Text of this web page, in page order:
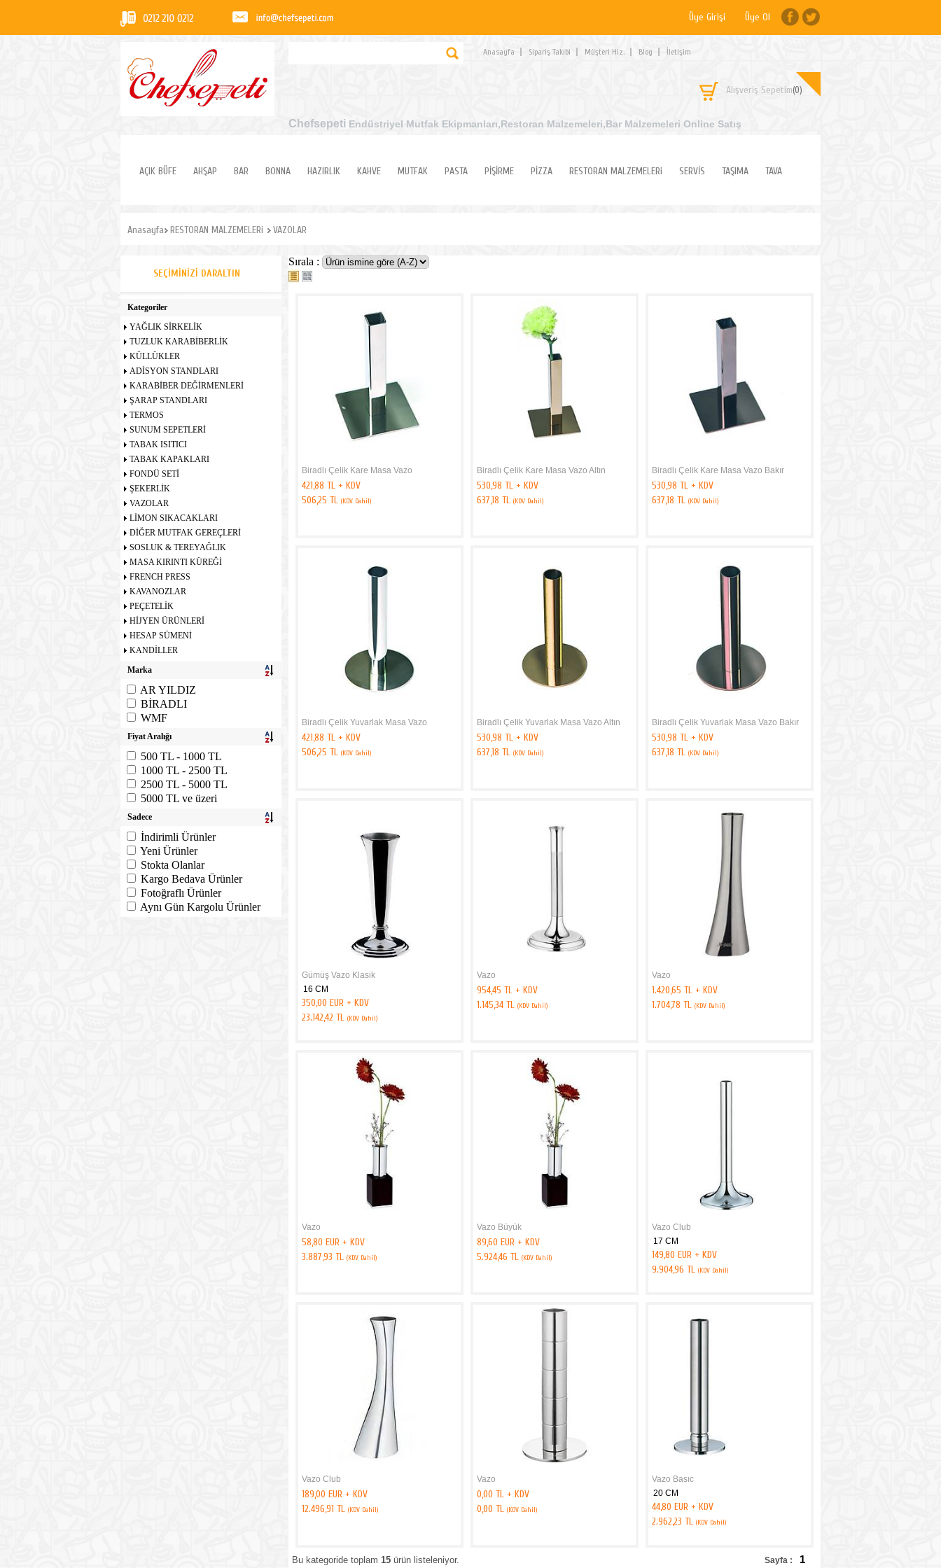
Üye Girişi Üye Ol
Anasayfa Sipariş Takibi Müşteri Hiz. Blog İletişim
Alışveriş Sepetim(0)
Chefsepeti Endüstriyel Mutfak Ekipmanları,Restoran Malzemeleri,Bar Malzemeleri Online Satış
AÇIK BÜFE AHŞAP BAR BONNA HAZIRLIK KAHVE MUTFAK PASTA PİŞİRME PİZZA RESTORAN MALZEMELERi SERVİS TAŞIMA TAVA
Anasayfa RESTORAN MALZEMELERi VAZOLAR
SEÇIMINIZI DARALTIN
Kategoriler
YAĞLIK SİRKELİK
TUZLUK KARABİBERLİK
KÜLLÜKLER
ADİSYON STANDLARI
KARABİBER DEĞİRMENLERİ
ŞARAP STANDLARI
TERMOS
SUNUM SEPETLERİ
TABAK ISITICI
TABAK KAPAKLARI
FONDÜ SETİ
ŞEKERLİK
VAZOLAR
LİMON SIKACAKLARI
DİĞER MUTFAK GEREÇLERİ
SOSLUK & TEREYAĞLIK
MASA KIRINTI KÜREĞİ
FRENCH PRESS
KAVANOZLAR
PEÇETELİK
HİJYEN ÜRÜNLERİ
HESAP SÜMENİ
KANDİLLER
Marka
AR YILDIZ
BİRADLI
WMF
Fiyat Aralığı
500 TL - 1000 TL
1000 TL - 2500 TL
2500 TL - 5000 TL
5000 TL ve üzeri
Sadece
İndirimli Ürünler
Yeni Ürünler
Stokta Olanlar
Kargo Bedava Ürünler
Fotoğraflı Ürünler
Aynı Gün Kargolu Ürünler
Sırala :
Biradlı Çelik Kare Masa Vazo
421,88 TL + KDV
506,25 TL (KDV Dahil)
Biradlı Çelik Kare Masa Vazo Altın
530,98 TL + KDV
637,18 TL (KDV Dahil)
Biradlı Çelik Kare Masa Vazo Bakır
530,98 TL + KDV
637,18 TL (KDV Dahil)
Biradlı Çelik Yuvarlak Masa Vazo
421,88 TL + KDV
506,25 TL (KDV Dahil)
Biradlı Çelik Yuvarlak Masa Vazo Altın
530,98 TL + KDV
637,18 TL (KDV Dahil)
Biradlı Çelik Yuvarlak Masa Vazo Bakır
530,98 TL + KDV
637,18 TL (KDV Dahil)
Gümüş Vazo Klasik
16 CM
350,00 EUR + KDV
23.142,42 TL (KDV Dahil)
Vazo
954,45 TL + KDV
1.145,34 TL (KDV Dahil)
Vazo
1.420,65 TL + KDV
1.704,78 TL (KDV Dahil)
Vazo
58,80 EUR + KDV
3.887,93 TL (KDV Dahil)
Vazo Büyük
89,60 EUR + KDV
5.924,46 TL (KDV Dahil)
Vazo Club
17 CM
149,80 EUR + KDV
9.904,96 TL (KDV Dahil)
Vazo Club
189,00 EUR + KDV
12.496,91 TL (KDV Dahil)
Vazo
0,00 TL + KDV
0,00 TL (KDV Dahil)
Vazo Basıc
20 CM
44,80 EUR + KDV
2.962,23 TL (KDV Dahil)
Bu kategoride toplam 15 ürün listeleniyor. Sayfa : 1